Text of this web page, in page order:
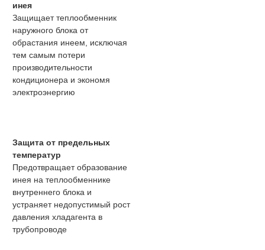
инея
Защищает теплообменник
наружного блока от
обрастания инеем, исключая
тем самым потери
производительности
кондиционера и экономя
электроэнергию
Защита от предельных
температур
Предотвращает образование
инея на теплообменнике
внутреннего блока и
устраняет недопустимый рост
давления хладагента в
трубопроводе